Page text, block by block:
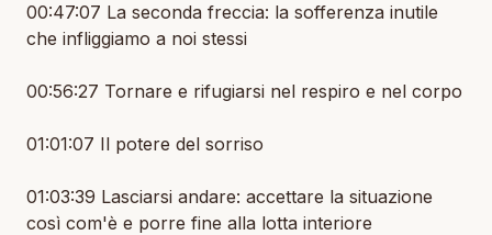
00:47:07 La seconda freccia: la sofferenza inutile
che infliggiamo a noi stessi
00:56:27 Tornare e rifugiarsi nel respiro e nel corpo
01:01:07 Il potere del sorriso
01:03:39 Lasciarsi andare: accettare la situazione
così com'è e porre fine alla lotta interiore